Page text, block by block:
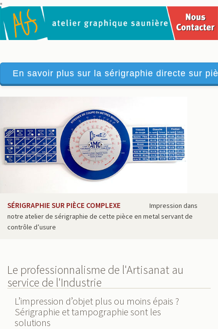
"
En savoir plus sur la sérigraphie directe sur
SÉRIGRAPHIE SUR PIÈCE COMPLEXE
Impression dans
notre atelier de sérigraphie de cette pièce en metal servant de
contrôle d’usure
Le professionnalisme de l'Artisanat au
service de l'Industrie
L’impression d’objet plus ou moins épais ?
Sérigraphie et tampographie sont les
solutions